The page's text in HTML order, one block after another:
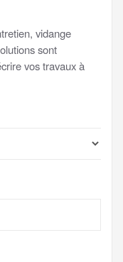
vidange
sont
vos travaux à